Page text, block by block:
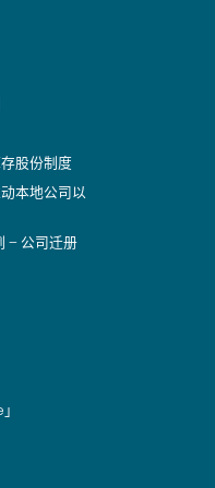
股份制度
本地公司以
– 公司迁册